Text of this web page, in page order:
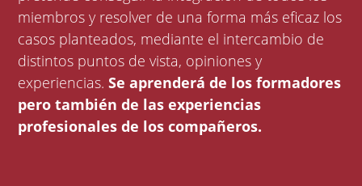
miembros y resolver de una forma más eficaz los
casos planteados, mediante el intercambio de
distintos puntos de vista, opiniones y
experiencias. Se aprenderá de los formadores
pero también de las experiencias
profesionales de los compañeros.